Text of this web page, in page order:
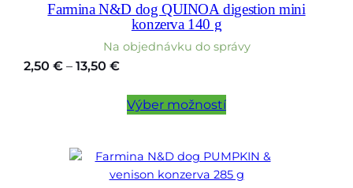
Farmina N&D dog QUINOA digestion mini
konzerva 140 g
Na objednávku do správy
2,50 € – 13,50 €Price
2,50 €
Výber možností